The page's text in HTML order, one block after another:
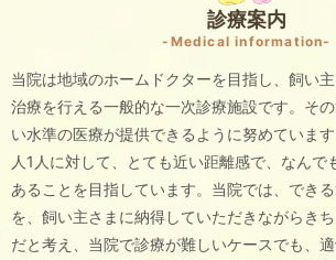
診療案内
-Medical information-
当院は地域のホームドクターを目指し、飼い
治療を行える一般的な一次診療施設です。そ
い水準の医療が提供できるように努めていま
人1人に対して、とても近い距離感で、なんで
あることを目指しています。当院では、でき
を、飼い主さまに納得していただきながらき
だと考え、当院で診療が難しいケースでも、